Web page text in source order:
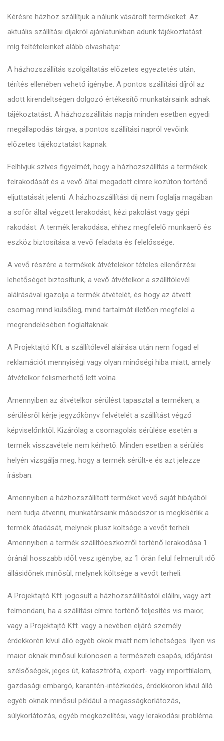
Kérésre házhoz szállítjuk a nálunk vásárolt termékeket. Az
aktuális szállítási díjakról ajánlatunkban adunk tájékoztatást.
míg feltételeinket alább olvashatja:
A házhozszállítás szolgáltatás előzetes egyeztetés után,
térítés ellenében vehető igénybe. A pontos szállítási díjról az
adott kirendeltségen dolgozó értékesítő munkatársaink adnak
tájékoztatást. A házhozszállítás napja minden esetben egyedi
megállapodás tárgya, a pontos szállítási napról vevőink
előzetes tájékoztatást kapnak.
Felhívjuk szíves figyelmét, hogy a házhozszállítás a termékek
felrakodását és a vevő által megadott címre közúton történő
eljuttatását jelenti. A házhozszállítási díj nem foglalja magában
a sofőr által végzett lerakodást, kézi pakolást vagy gépi
rakodást. A termék lerakodása, ehhez megfelelő munkaerő és
eszköz biztosítása a vevő feladata és felelőssége.
A vevő részére a termékek átvételekor tételes ellenőrzési
lehetőséget biztosítunk, a vevő átvételkor a szállítólevél
aláírásával igazolja a termék átvételét, és hogy az átvett
csomag mind külsőleg, mind tartalmát illetően megfelel a
megrendelésében foglaltaknak.
A Projektajtó Kft. a szállítólevél aláírása után nem fogad el
reklamációt mennyiségi vagy olyan minőségi hiba miatt, amely
átvételkor felismerhető lett volna.
Amennyiben az átvételkor sérülést tapasztal a terméken, a
sérülésről kérje jegyzőkönyv felvételét a szállítást végző
képviselőnktől. Kizárólag a csomagolás sérülése esetén a
termék visszavétele nem kérhető. Minden esetben a sérülés
helyén vizsgálja meg, hogy a termék sérült-e és azt jelezze
írásban.
Amennyiben a házhozszállított terméket vevő saját hibájából
nem tudja átvenni, munkatársaink másodszor is megkísérlik a
termék átadását, melynek plusz költsége a vevőt terheli.
Amennyiben a termék szállítóeszközről történő lerakodása 1
óránál hosszabb időt vesz igénybe, az 1 órán felül felmerült idő
állásidőnek minősül, melynek költsége a vevőt terheli.
A Projektajtó Kft. jogosult a házhozszállítástól elállni, vagy azt
felmondani, ha a szállítási címre történő teljesítés vis maior,
vagy a Projektajtó Kft. vagy a nevében eljáró személy
érdekkörén kívül álló egyéb okok miatt nem lehetséges. Ilyen vis
maior oknak minősül különösen a természeti csapás, időjárási
szélsőségek, jeges út, katasztrófa, export- vagy importtilalom,
gazdasági embargó, karantén-intézkedés, érdekkörön kívül álló
egyéb oknak minősül például a magasságkorlátozás,
súlykorlátozás, egyéb megközelítési, vagy lerakodási probléma.